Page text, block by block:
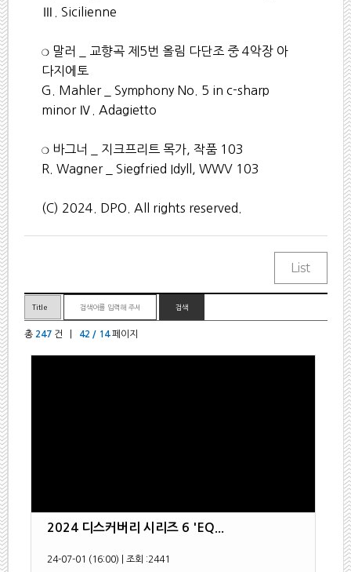
Ⅲ
. Sicilienne
❍ 말러 교향곡 제 5번 올림 다단조 중4악장 아
다지에토
G. Mahler _ Symphony No. 5 in c-sharp
minor Ⅳ . Adagietto
❍ 바그너 지크프리트 목가 작품 103
R. Wagner _ Siegfried Idyll, WWV 103
(C) 2024. DPO. All rights reserved.
총 247건 | 42 / 14페이지
2024 디스커버리 시리즈 6 'EQ...
24-07-01 (16:00) 조회 :2441